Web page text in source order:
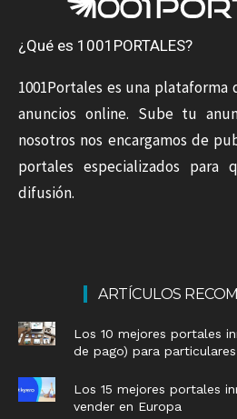
¿Qué es 1001PORTALES?
1001Portales es una
anuncios online. Sube tu
nosotros nos encargamos de
portales especializados para
difusión.
ARTÍCULOS
Los 10 mejores portales
de pago) para particulares
Los 15 mejores portales
vender en Europa